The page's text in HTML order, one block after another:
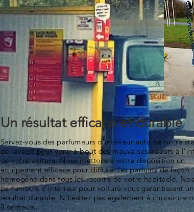
Un résultat efficace et durable
Servez-vous des parfumeurs d’intérieur auto de notre
de lavage pour venir à bout des mauvaises odeurs à
de votre voiture. Nous mettons à votre disposition un
équipement efficace pour diffuser les parfums de façon
homogène dans tous les recoins de votre habitacle. Nos
parfumeurs d’intérieur pour voiture vous garantissent un
résultat durable. N’hésitez pas également à choisir
8 senteurs.